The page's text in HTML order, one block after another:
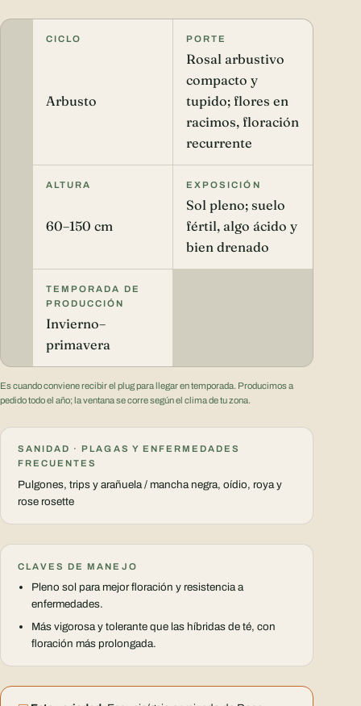
CICLO
Arbusto
PORTE
Rosal arbustivo
compacto y
tupido; flores en
racimos, floración
recurrente
ALTURA
60–150 cm
EXPOSICIÓN
Sol pleno; suelo
fértil, algo ácido y
bien drenado
TEMPORADA DE
PRODUCCIÓN
Invierno–
primavera
Es cuando conviene recibir el plug para llegar en temporada. Producimos a
pedido todo el año; la ventana se corre según el clima de tu zona.
SANIDAD · PLAGAS Y ENFERMEDADES
FRECUENTES
Pulgones, trips y arañuela / mancha negra, oídio, roya y
rose rosette
CLAVES DE MANEJO
Pleno sol para mejor floración y resistencia a
enfermedades.
Más vigorosa y tolerante que las híbridas de té, con
floración más prolongada.